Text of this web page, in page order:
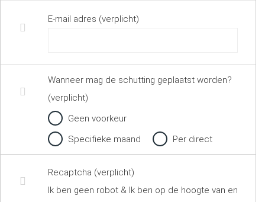
E-mail adres (verplicht)
Wanneer mag de schutting geplaatst worden?
(verplicht)
Geen voorkeur
Specifieke maand
Per direct
Recaptcha (verplicht)
Ik ben geen robot & Ik ben op de hoogte van en